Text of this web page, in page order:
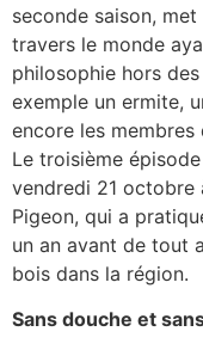
seconde saison, met
travers le monde
philosophie hors
exemple un ermite,
encore les membres
Le troisième
vendredi 21 octobre
Pigeon, qui a
un an avant de tout
bois dans la région.
Sans douche et